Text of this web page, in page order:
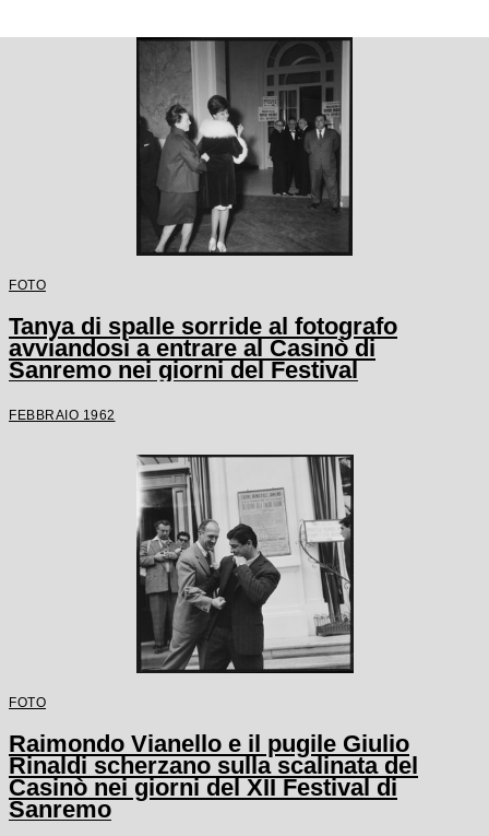
FOTO
Tanya di spalle sorride al fotografo
avviandosi a entrare al Casinò di
Sanremo nei giorni del Festival
FEBBRAIO 1962
FOTO
Raimondo Vianello e il pugile Giulio
Rinaldi scherzano sulla scalinata del
Casinò nei giorni del XII Festival di
Sanremo